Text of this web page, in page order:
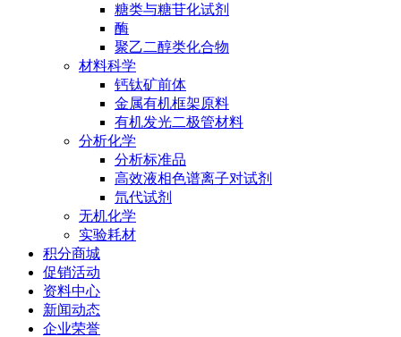
糖类与糖苷化试剂
酶
聚乙二醇类化合物
材料科学
钙钛矿前体
金属有机框架原料
有机发光二极管材料
分析化学
分析标准品
高效液相色谱离子对试剂
氘代试剂
无机化学
实验耗材
积分商城
促销活动
资料中心
新闻动态
企业荣誉